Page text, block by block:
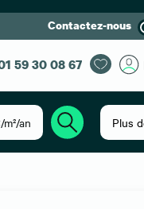
Contactez-nous
59 30 08 67
an Plus